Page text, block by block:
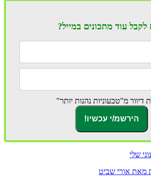
לקבל עוד מתכונים במייל?
מ"טבעוניות נהנות יותר"